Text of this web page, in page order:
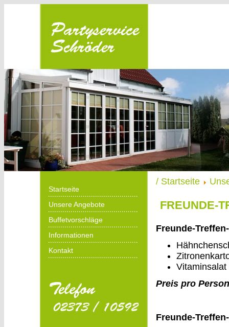
Partyservice
Schröder in
Menden
Startseite
Unsere Angebote
Buffetvorschläge
Informationen
Kontakt
/ Startseite
FREUNDE-
Freunde-
Vitaminsalat
Preis pro
Freunde-